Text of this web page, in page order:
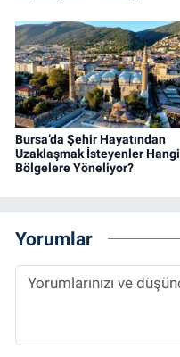
Bursa’da Şehir Hayatından
Uzaklaşmak İsteyenler Hangi
Bölgelere Yöneliyor?
Yorumlar